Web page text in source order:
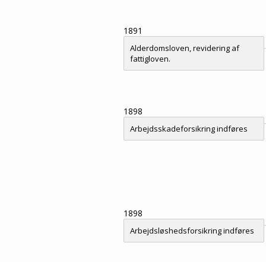
1891
Alderdomsloven, revidering af
fattigloven.
1898
Arbejdsskadeforsikring indføres
1898
Arbejdsløshedsforsikring indføres